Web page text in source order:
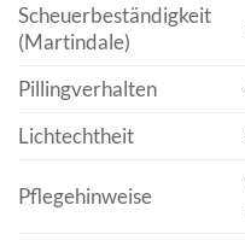
Scheuerbeständigkeit
(Martindale)
Pillingverhalten
Lichtechtheit
Pflegehinweise